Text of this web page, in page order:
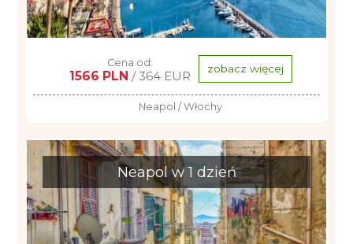
Cena od:
1566 PLN / 364 EUR zobacz więcej
Neapol / Włochy
Neapol w 1 dzień